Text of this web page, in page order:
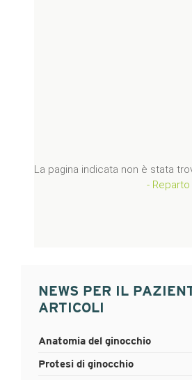
NEWS PER IL
ARTICOLI
Anatomia del ginocchio
Protesi di ginocchio